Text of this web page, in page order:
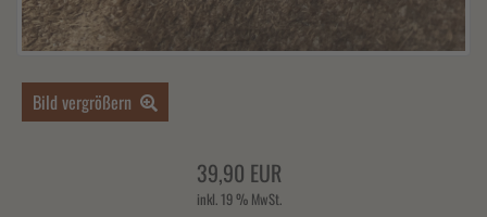
Bild vergrößern
39,90 EUR
inkl. 19 % MwSt.